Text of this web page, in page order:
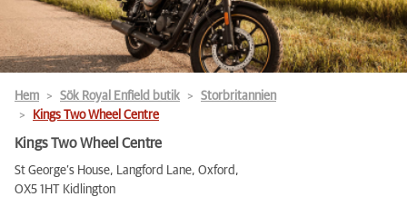
Hem Sök Royal Enfield butik
Storbritannien
Kings Two Wheel Centre
Kings Two Wheel Centre
St George’s House, Langford Lane, Oxford,
OX5 1HT Kidlington